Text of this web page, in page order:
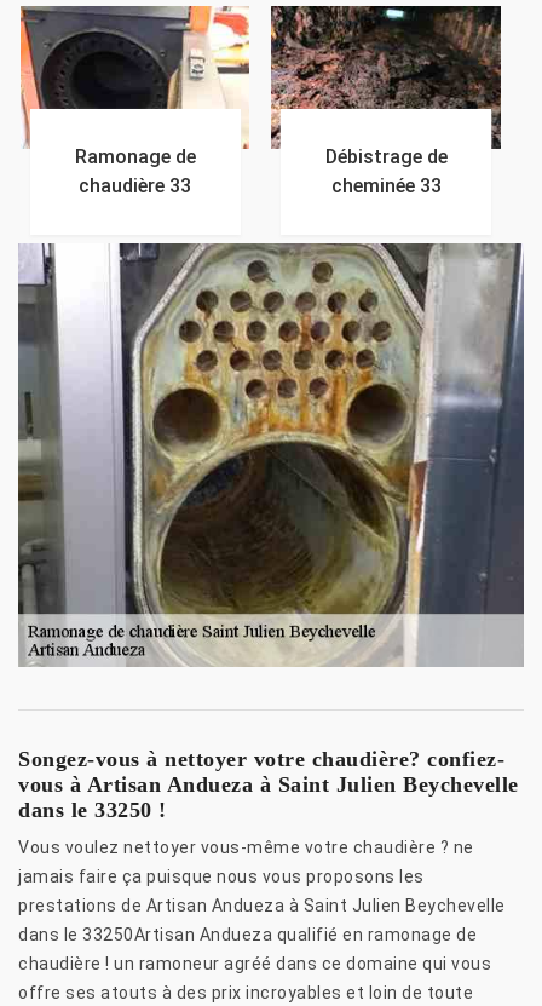
Ramonage de
chaudière 33
Débistrage de
cheminée 33
Songez-vous à nettoyer votre chaudière? confiez-
vous à Artisan Andueza à Saint Julien Beychevelle
dans le 33250 !
Vous voulez nettoyer vous-même votre chaudière ? ne
jamais faire ça puisque nous vous proposons les
prestations de Artisan Andueza à Saint Julien Beychevelle
dans le 33250Artisan Andueza qualifié en ramonage de
chaudière ! un ramoneur agréé dans ce domaine qui vous
offre ses atouts à des prix incroyables et loin de toute